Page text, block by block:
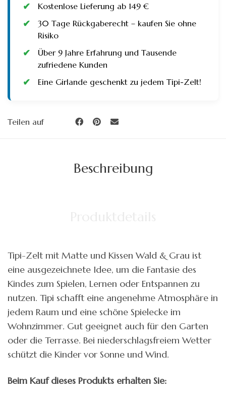
Kostenlose Lieferung ab 149 €
30 Tage Rückgaberecht – kaufen Sie ohne
Risiko
Über 9 Jahre Erfahrung und Tausende
zufriedene Kunden
Eine Girlande geschenkt zu jedem Tipi-Zelt!
Teilen auf
Beschreibung
Tipi-Zelt mit Matte und Kissen Wald & Grau ist
eine ausgezeichnete Idee, um die Fantasie des
Kindes zum Spielen, Lernen oder Entspannen zu
nutzen. Tipi schafft eine angenehme Atmosphäre in
jedem Raum und eine schöne Spielecke im
Wohnzimmer. Gut geeignet auch für den Garten
oder die Terrasse. Bei niederschlagsfreiem Wetter
schützt die Kinder vor Sonne und Wind.
Beim Kauf dieses Produkts erhalten Sie: